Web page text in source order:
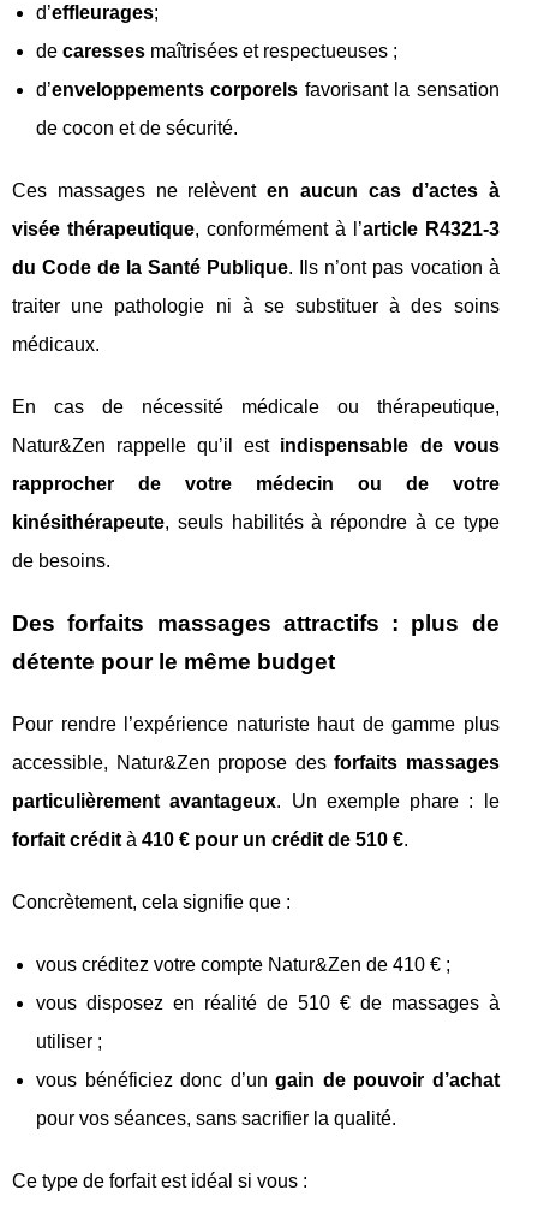
d’effleurages;
de caresses maîtrisées et respectueuses ;
d’enveloppements corporels favorisant la sensation
de cocon et de sécurité.
Ces massages ne relèventen aucun cas d’actes à
visée thérapeutique, conformément à l’article R4321-3
du Code de la Santé Publique. Ils n’ont pas vocation à
traiter une pathologie ni à se substituer à des soins
médicaux.
En cas de nécessité médicale ou thérapeutique,
Natur&Zen rappelle qu’il est indispensable de vous
rapprocher de votre médecin ou de votre
kinésithérapeute, seuls habilités à répondre à ce type
de besoins.
Des forfaits massages attractifs : plus de
détente pour le même budget
Pour rendre l’expérience naturiste haut de gamme plus
accessible, Natur&Zen propose desforfaits massages
particulièrement avantageux. Un exemple phare : le
forfait crédit à 410 € pour un crédit de 510 €.
Concrètement, cela signifie que :
vous créditez votre compte Natur&Zen de 410 € ;
vous disposez en réalité de 510 € de massages à
utiliser ;
vous bénéficiez donc d’ungain de pouvoir d’achat
pour vos séances, sans sacrifier la qualité.
Ce type de forfait est idéal si vous :